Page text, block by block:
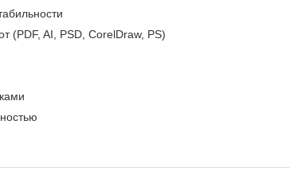
(PDF, AI, PSD, CorelDraw, PS)